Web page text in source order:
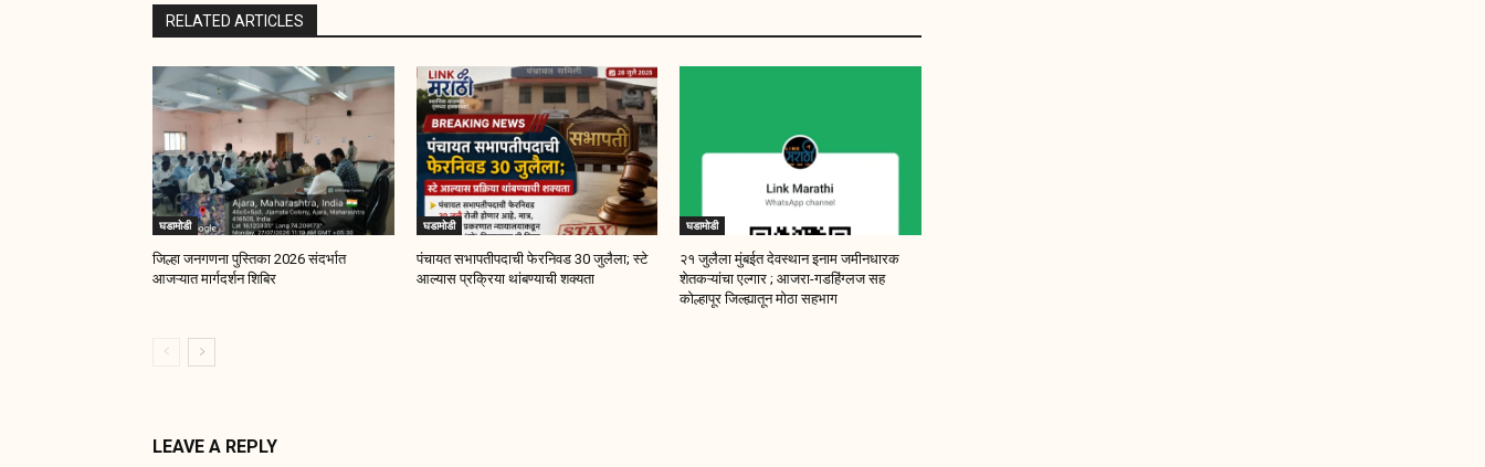
RELATED ARTICLES
घडामोडी
जिल्हा जनगणना पुस्तिका 2026 संदर्भात
आजऱ्यात मार्गदर्शन शिबिर
घडामोडी
पंचायत सभापतीपदाची फेरनिवड 30 जुलैला; स्टे
आल्यास प्रक्रिया थांबण्याची शक्यता
घडामोडी
२१ जुलैला मुंबईत देवस्थान इनाम जमीनधारक
शेतकऱ्यांचा एल्गार ; आजरा-गडहिंग्लज सह
कोल्हापूर जिल्ह्यातून मोठा सहभाग
LEAVE A REPLY